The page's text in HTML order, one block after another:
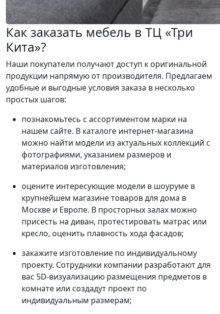
Как заказать мебель в ТЦ «Три
Кита»?
Наши покупатели получают доступ к оригинальной
продукции напрямую от производителя. Предлагаем
удобные и выгодные условия заказа в несколько
простых шагов:
познакомьтесь с ассортиментом марки на
нашем сайте. В каталоге интернет-магазина
можно найти модели из актуальных коллекций с
фотографиями, указанием размеров и
материалов изготовления;
оцените интересующие модели в шоуруме в
крупнейшем магазине товаров для дома в
Москве и Европе. В просторных залах можно
присесть на диван, протестировать матрас или
кресло, оценить плавность хода фасадов;
закажите изготовление по индивидуальному
проекту. Сотрудники компании разработают для
вас 5D-визуализацию размещения предметов в
комнате или создадут проект по
индивидуальным размерам;